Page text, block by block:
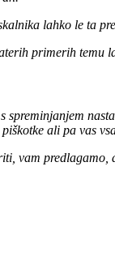
lahko le ta
primerih temu
spreminjanjem
ali pa vas
vam